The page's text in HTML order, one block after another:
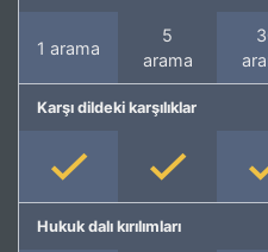
1 arama
5
arama
Karşı dildeki karşılıklar
Hukuk dalı kırılımları